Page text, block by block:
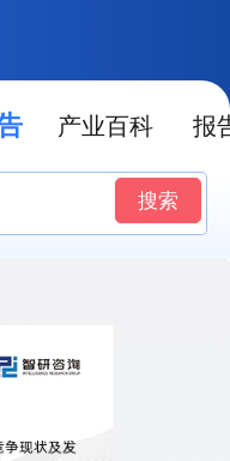
产业百科 报
搜索